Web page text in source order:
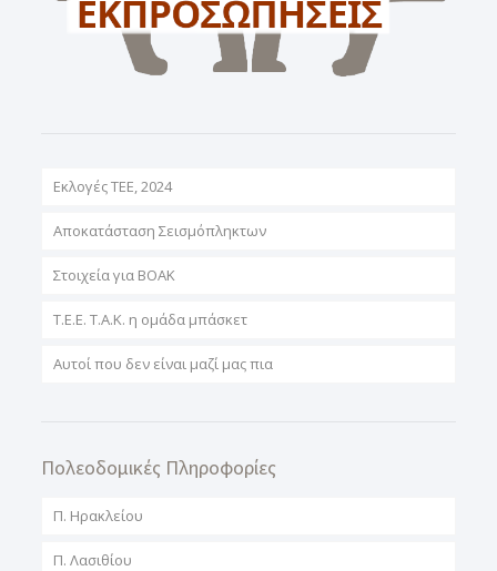
Εκλογές ΤΕΕ, 2024
Αποκατάσταση Σεισμόπληκτων
Στοιχεία για ΒΟΑΚ
T.E.E. T.A.K. η ομάδα μπάσκετ
Αυτοί που δεν είναι μαζί μας πια
Πολεοδομικές Πληροφορίες
Π. Ηρακλείου
Π. Λασιθίου